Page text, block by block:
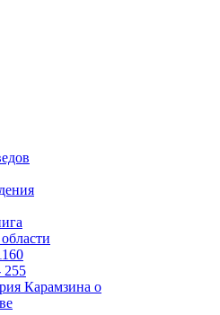
255
Карамзина о